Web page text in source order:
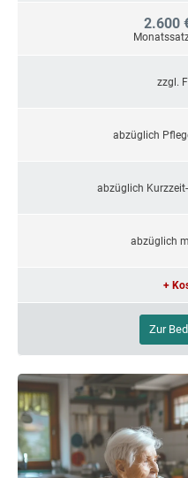
2.600
zzgl.
abzüglich
abzüglich
abzüglich
+
Zur